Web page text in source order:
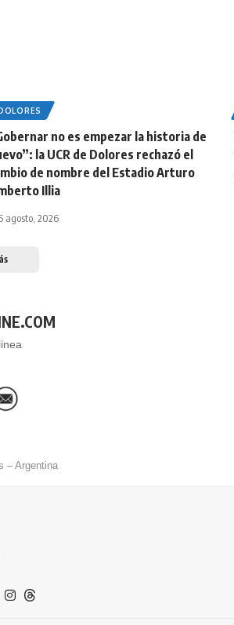
no es empezar la historia de
la UCR de Dolores rechazó el
de nombre del Estadio Arturo
Illia
5 agosto, 2026
– Argentina